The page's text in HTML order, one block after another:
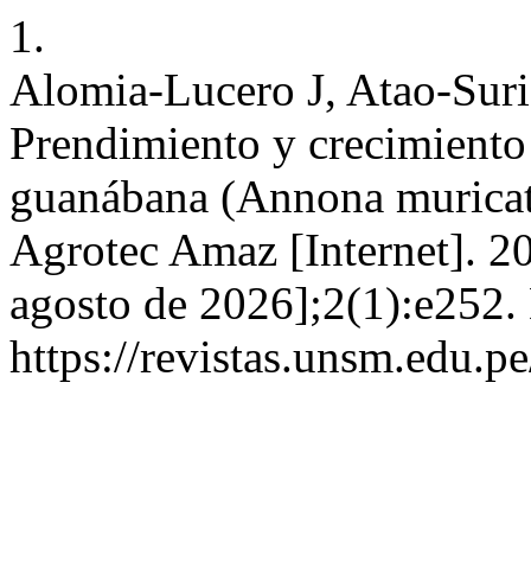
1.
Alomia-Lucero J, Atao-
Prendimiento y
guanábana (Annona
Agrotec Amaz [Internet].
agosto de
https://